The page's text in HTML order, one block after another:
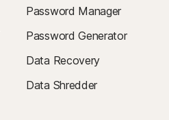
Password Manager
Password Generator
Data Recovery
Data Shredder